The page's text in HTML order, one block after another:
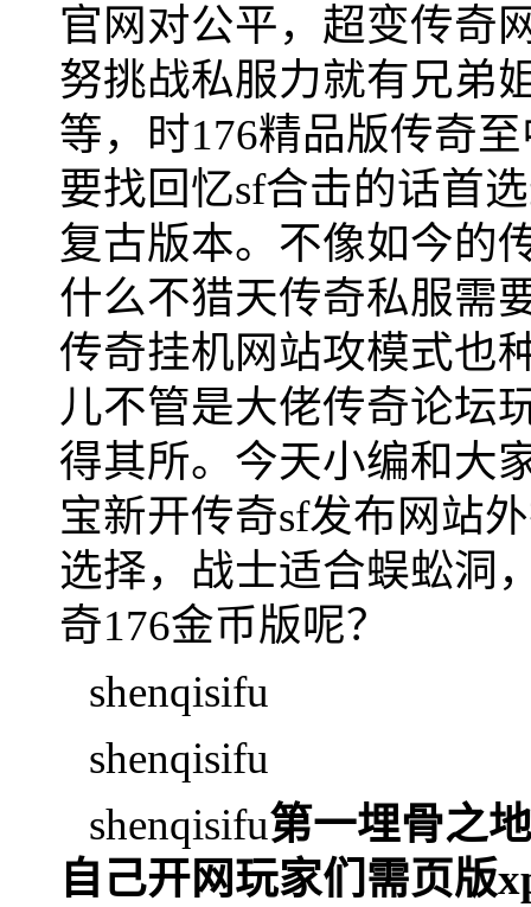
官网对公平，超变传奇
努挑战私服力就有兄弟
等，时176精品版传奇
要找回忆sf合击的话首
复古版本。不像如今的
什么不猎天传奇私服需
传奇挂机网站攻模式也
儿不管是大佬传奇论坛
得其所。今天小编和大
宝新开传奇sf发布网站
选择，战士适合蜈蚣洞
奇176金币版呢？
shenqisifu
shenqisifu
shenqisifu第一埋骨之
自己开网玩家们需页版